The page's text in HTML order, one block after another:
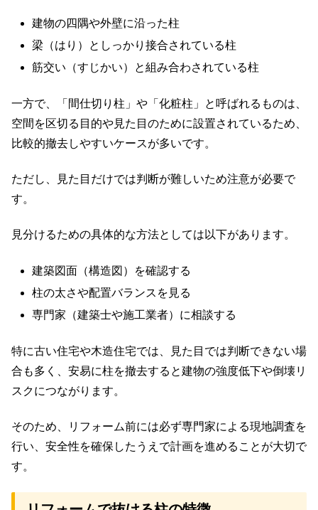
建物の四隅や外壁に沿った柱
梁（はり）としっかり接合されている柱
筋交い（すじかい）と組み合わされている柱
一方で、「間仕切り柱」や「化粧柱」と呼ばれるものは、
空間を区切る目的や見た目のために設置されているため、
比較的撤去しやすいケースが多いです。
ただし、見た目だけでは判断が難しいため注意が必要で
す。
見分けるための具体的な方法としては以下があります。
建築図面（構造図）を確認する
柱の太さや配置バランスを見る
専門家（建築士や施工業者）に相談する
特に古い住宅や木造住宅では、見た目では判断できない場
合も多く、安易に柱を撤去すると建物の強度低下や倒壊リ
スクにつながります。
そのため、リフォーム前には必ず専門家による現地調査を
行い、安全性を確保したうえで計画を進めることが大切で
す。